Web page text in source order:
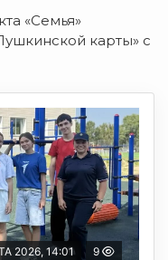
«Семья»
карты» с
2026, 14:01 9